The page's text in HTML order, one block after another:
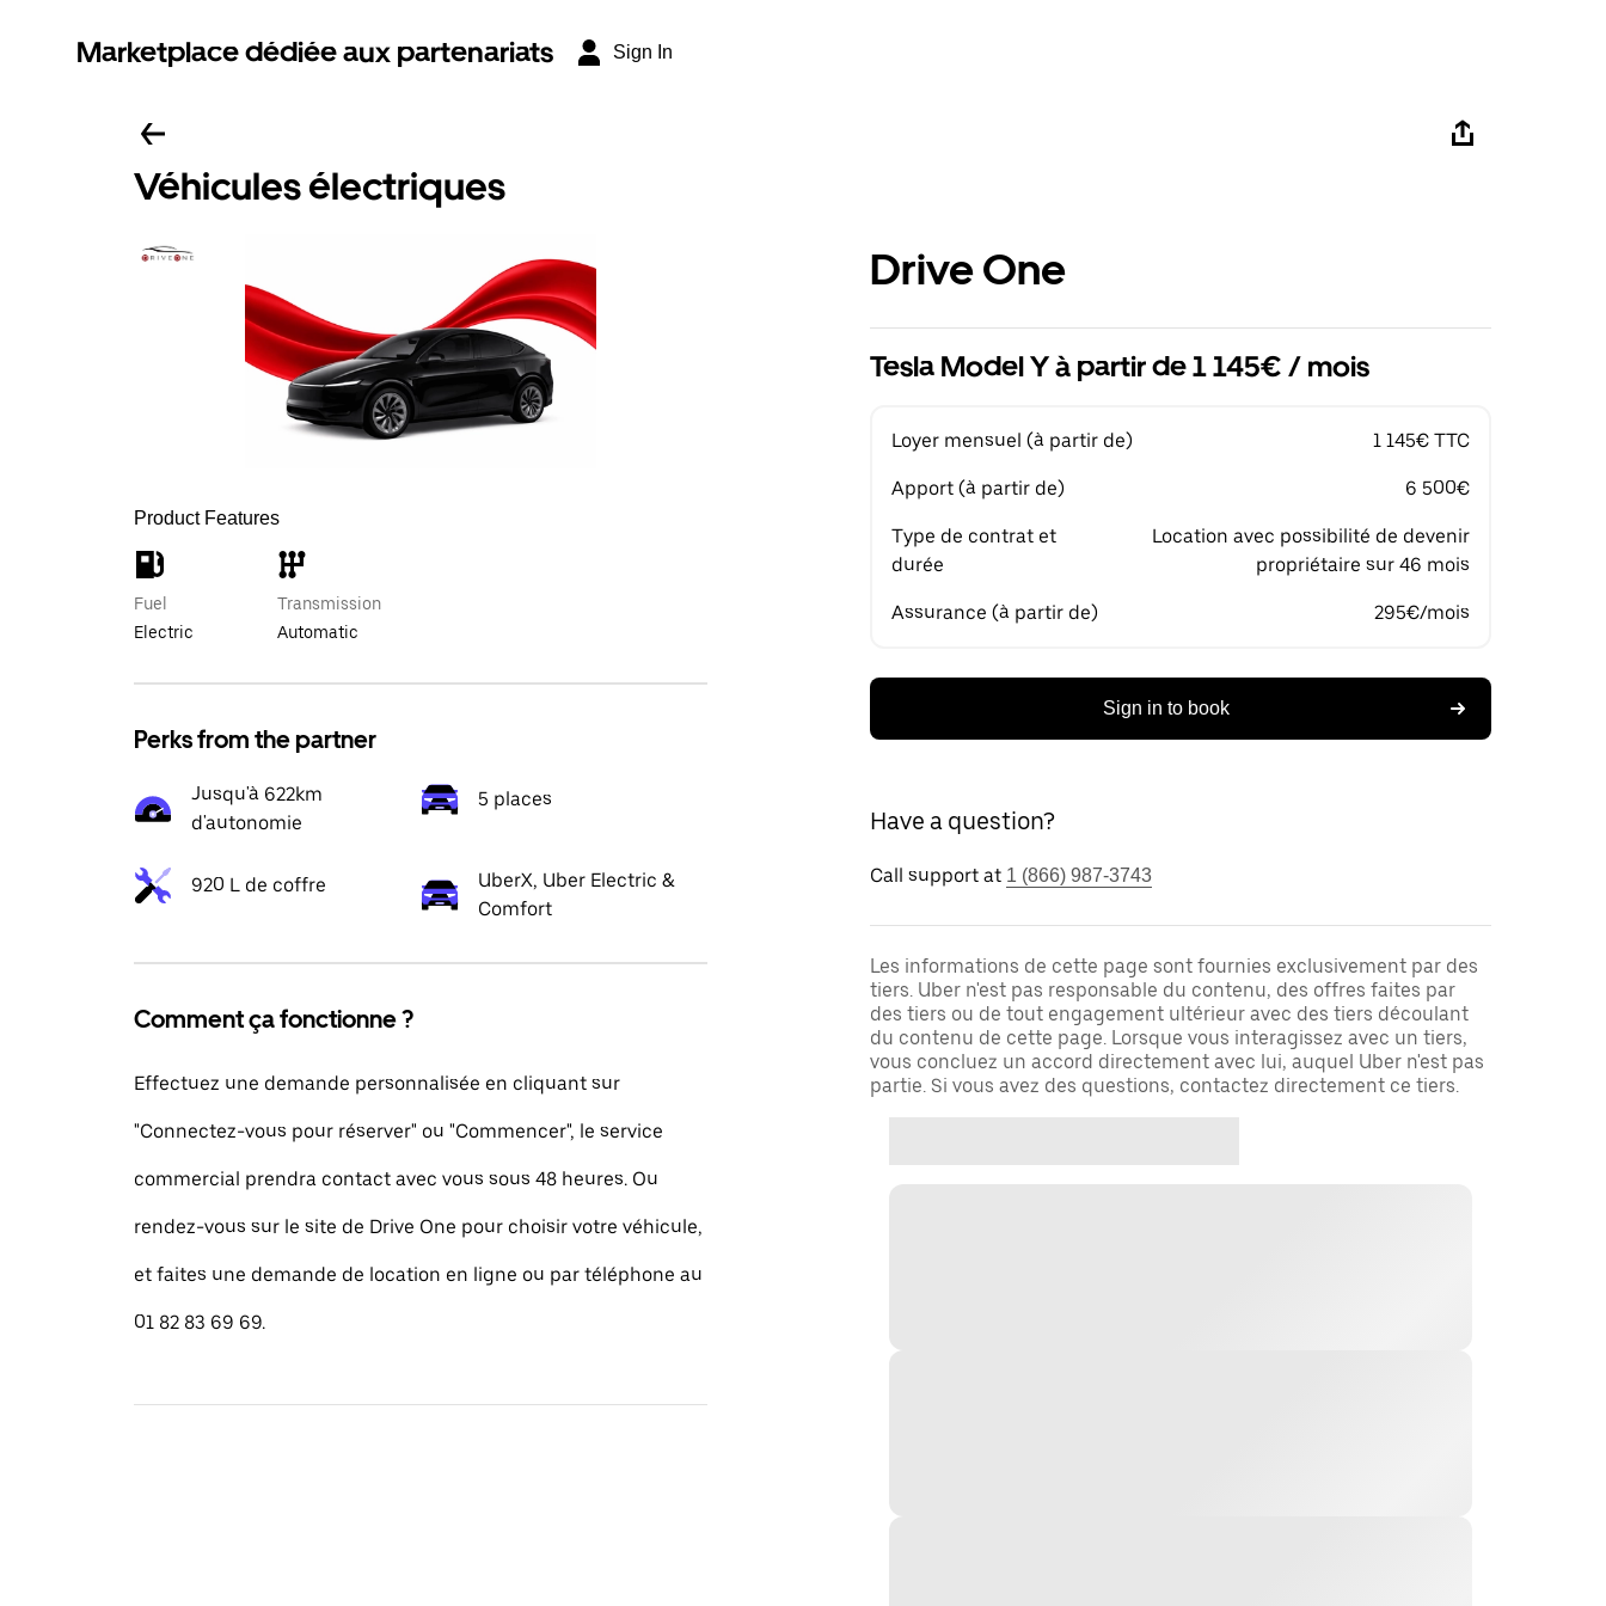
Marketplace dédiée aux partenariats Sign In
Véhicules électriques
Product Features
Fuel
Electric
Transmission
Automatic
Perks from the partner
Jusqu'à 622km
d'autonomie
5 places
920 L de coffre
UberX, Uber Electric &
Comfort
Comment ça fonctionne ?
Effectuez une demande personnalisée en cliquant sur
"Connectez-vous pour réserver" ou "Commencer", le service
commercial prendra contact avec vous sous 48 heures. Ou
rendez-vous sur le site de Drive One pour choisir votre véhicule,
et faites une demande de location en ligne ou par téléphone au
01 82 83 69 69.
Drive One
Tesla Model Y à partir de 1 145€ / mois
Loyer mensuel (à partir de) 1 145€ TTC
Apport (à partir de) 6 500€
Type de contrat et
durée
Location avec possibilité de devenir
propriétaire sur 46 mois
Assurance (à partir de) 295€/mois
Sign in to book
Have a question?
Call support at 1 (866) 987-3743
Les informations de cette page sont fournies exclusivement par des
tiers. Uber n'est pas responsable du contenu, des offres faites par
des tiers ou de tout engagement ultérieur avec des tiers découlant
du contenu de cette page. Lorsque vous interagissez avec un tiers,
vous concluez un accord directement avec lui, auquel Uber n'est pas
partie. Si vous avez des questions, contactez directement ce tiers.